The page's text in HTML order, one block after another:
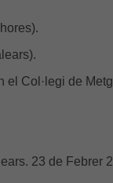
el Col·legi de
23 de Febrer